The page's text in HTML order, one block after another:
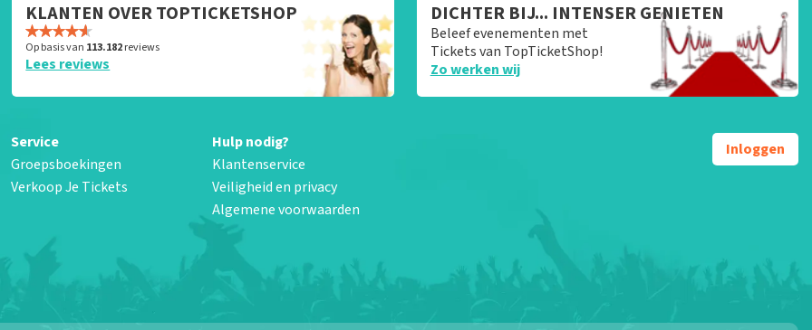
KLANTEN OVER TOPTICKETSHOP
Op basis van 113.182reviews
Lees reviews
DICHTER BIJ... INTENSER GENIETEN
Beleef evenementen met
Tickets van TopTicketShop!
Zo werken wij
Service
Groepsboekingen
Verkoop Je Tickets
Hulp nodig?
Klantenservice
Veiligheid en privacy
Algemene voorwaarden
Inloggen